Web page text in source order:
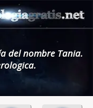
del nombre Tania.